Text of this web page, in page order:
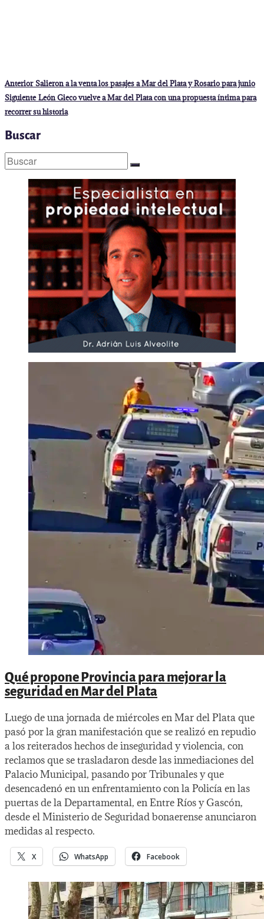
Navegación
de
entradas
Anterior Entrada
Salieron a la venta los pasajes a Mar del Plata y Rosario para junio
Siguiente Entrada
León Gieco vuelve a Mar del Plata con una propuesta íntima para
recorrer su historia
Buscar
Buscar
Qué propone Provincia para mejorar la
seguridad en Mar del Plata
Luego de una jornada de miércoles en Mar del Plata que
pasó por la gran manifestación que se realizó en repudio
a los reiterados hechos de inseguridad y violencia, con
reclamos que se trasladaron desde las inmediaciones del
Palacio Municipal, pasando por Tribunales y que
desencadenó en un enfrentamiento con la Policía en las
puertas de la Departamental, en Entre Ríos y Gascón,
desde el Ministerio de Seguridad bonaerense anunciaron
medidas al respecto.
X WhatsApp Facebook